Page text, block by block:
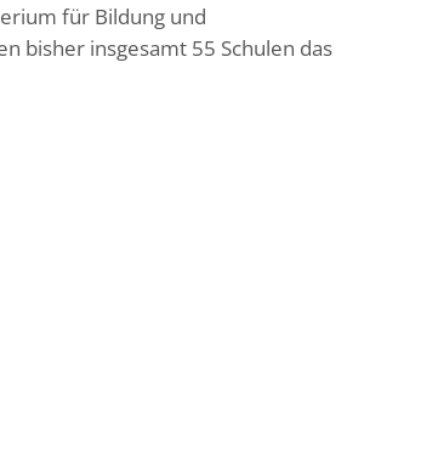
für Bildung und
bisher insgesamt 55 Schulen das